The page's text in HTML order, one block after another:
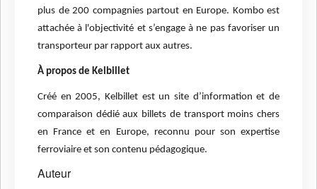
plus de 200 compagnies partout en Europe. Kombo est
attachée à l'objectivité et s’engage à ne pas favoriser un
transporteur par rapport aux autres.
À propos de Kelbillet
Créé en 2005, Kelbillet est un site d’information et de
comparaison dédié aux billets de transport moins chers
en France et en Europe, reconnu pour son expertise
ferroviaire et son contenu pédagogique.
Auteur